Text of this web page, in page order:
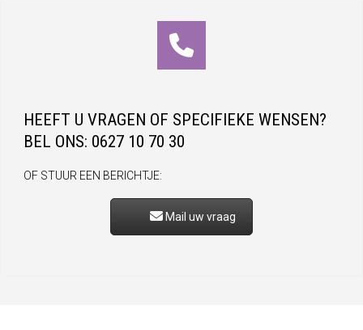
HEEFT U VRAGEN OF SPECIFIEKE WENSEN?
BEL ONS: 0627 10 70 30
OF STUUR EEN BERICHTJE:
Mail uw vraag